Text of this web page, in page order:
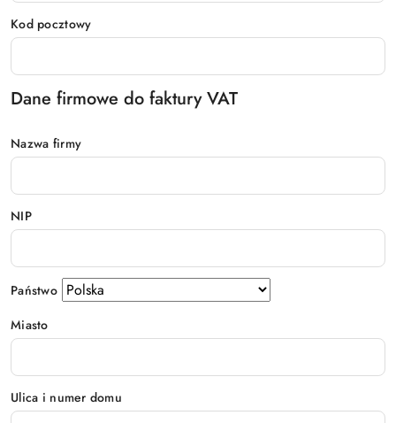
Kod pocztowy
Dane firmowe do faktury VAT
Nazwa firmy
NIP
Państwo
Miasto
Ulica i numer domu